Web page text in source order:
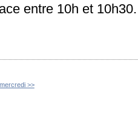
entre 10h et 10h30.
>>